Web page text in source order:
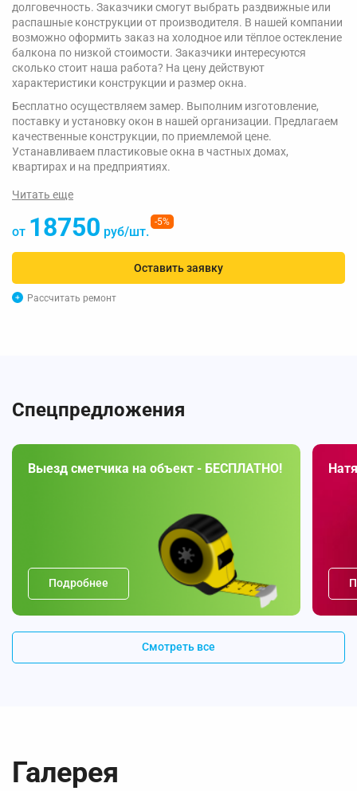
долговечность. Заказчики смогут выбрать раздвижные или
распашные конструкции от производителя. В нашей компании
возможно оформить заказ на холодное или тёплое остекление
балкона по низкой стоимости. Заказчики интересуются
сколько стоит наша работа? На цену действуют
характеристики конструкции и размер окна.
Бесплатно осуществляем замер. Выполним изготовление,
поставку и установку окон в нашей организации. Предлагаем
качественные конструкции, по приемлемой цене.
Устанавливаем пластиковые окна в частных домах,
квартирах и на предприятиях.
Читать еще
от 18750 руб/шт.
-5%
Оставить заявку
Рассчитать ремонт
Спецпредложения
Выезд сметчика на объект - БЕСПЛАТНО!
Подробнее
Смотреть все
Галерея